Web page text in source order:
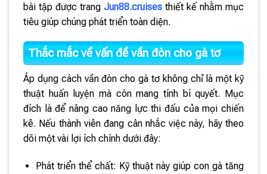
bài tập được trang Jun88.cruises thiết kế nhằm mục
tiêu giúp chúng phát triển toàn diện.
Thắc mắc về vấn đề vần đòn cho gà tơ
Áp dụng cách vần đòn cho gà tơ không chỉ là một kỹ
thuật huấn luyện mà còn mang tính bí quyết. Mục
đích là để nâng cao năng lực thi đấu của mọi chiến
kê. Nếu thành viên đang cân nhắc việc này, hãy theo
dõi một vài lợi ích chính dưới đây:
Phát triển thể chất: Kỹ thuật này giúp con gà tăng